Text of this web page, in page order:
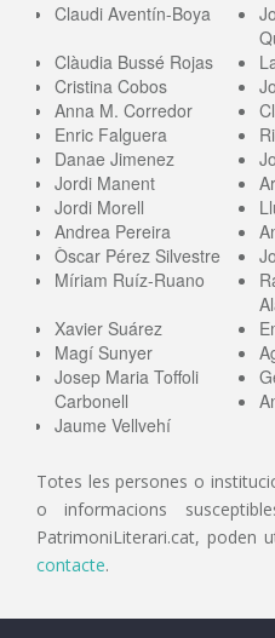
Claudi Aventín-Boya
Clàudia Bussé Rojas
Cristina Cobos
Anna M. Corredor
Enric Falguera
Danae Jimenez
Jordi Manent
Jordi Morell
Andrea Pereira
Òscar Pérez Silvestre
Míriam Ruíz-Ruano
Xavier Suárez
Magí Sunyer
Josep Maria Toffoli
Carbonell
Jaume Vellvehí
Totes les persones o
o informacions
PatrimoniLiterari.cat, poden
contacte.